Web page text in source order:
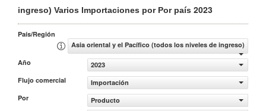
ingreso) Varios Importaciones por Por país 2023
País/Región
Asia oriental y el Pacífico (todos los niveles de ingreso)
Año
2023
Flujo comercial
Importación
Por
Producto